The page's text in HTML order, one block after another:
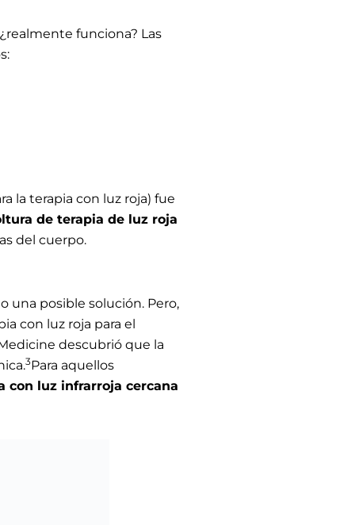
funciona? Las
la terapia con luz roja) fue
de terapia de luz roja
del cuerpo.
una posible solución. Pero,
con luz roja para el
descubrió que la
3Para aquellos
con luz infrarroja cercana